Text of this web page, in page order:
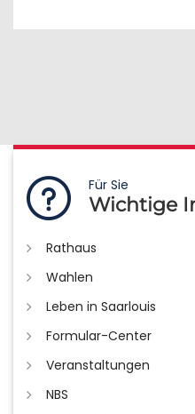
Für Sie
Wichtige
Rathaus
Wahlen
Leben in Saarlouis
Formular-Center
Veranstaltungen
NBS